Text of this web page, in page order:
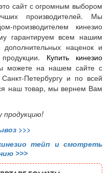
сайт с огромным выбором
производителей. Мы
производителем кинезио
гарантируем всем нашим
наценок и
Купить кинезио
можете на нашем сайте с
Петербургу и по всей
наш товар, мы вернем Вам
продукцию!
>>>
тейп и смотреть
>>>